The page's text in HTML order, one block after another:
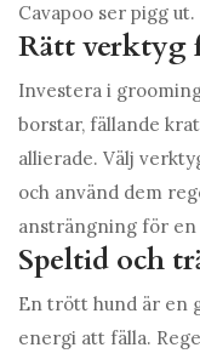
Cavapoo ser pigg ut.
Rätt verktyg
Investera i
borstar, fällande
allierade. Välj
och använd dem
ansträngning för
Speltid och
En trött hund är en
energi att fälla.